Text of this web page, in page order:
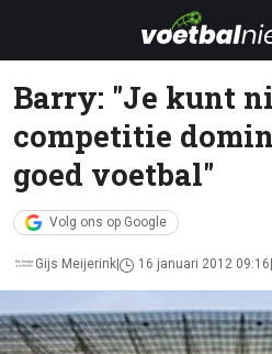
Barry: "Je kunt
competitie
goed voetbal"
Volg ons op Google
Gijs Meijerink 16 januari 2012 09:16